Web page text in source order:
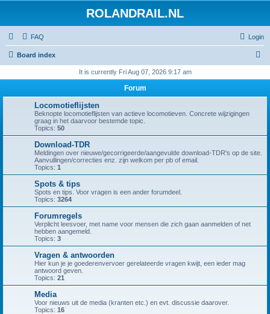
ROLANDRAIL.NL
FAQ Login
Board index
r
It is currently Fri Aug 07, 2026 9:17 am
Forum
Locomotieflijsten
Beknopte locomotieflijsten van actieve locomotieven. Concrete wijzigingen
graag in het daarvoor bestemde topic.
Topics: 50
Download-TDR
Meldingen over nieuwe/gecorrigeerde/aangevulde download-TDR's op de site.
Aanvullingen/correcties enz. zijn welkom per pb of email.
Topics: 1
Spots & tips
Spots en tips. Voor vragen is een ander forumdeel.
Topics: 3264
Forumregels
Verplicht leesvoer, met name voor mensen die zich gaan aanmelden of net
hebben aangemeld.
Topics: 3
Vragen & antwoorden
Hier kun je je goederenvervoer gerelateerde vragen kwijt, een ieder mag
antwoord geven.
Topics: 21
Media
Voor nieuws uit de media (kranten etc.) en evt. discussie daarover.
Topics: 16